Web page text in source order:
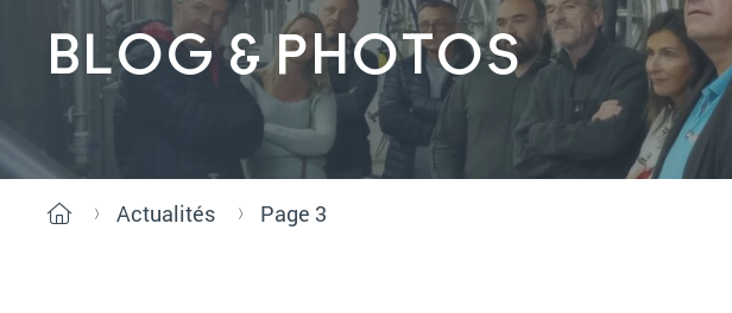
BLOG & PHOTOS
Actualités Page 3